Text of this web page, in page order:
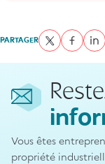
PARTAGERPartager sur
Partager
Vous êtes
propriété